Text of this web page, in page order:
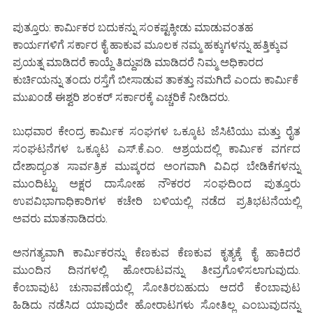
ಪುತ್ತೂರು: ಕಾರ್ಮಿಕರ ಬದುಕನ್ನು ಸಂಕಷ್ಟಕ್ಕೀಡು ಮಾಡುವಂತಹ
ಕಾರ್ಯಗಳಿಗೆ ಸರ್ಕಾರ ಕೈ ಹಾಕುವ ಮೂಲಕ ನಮ್ಮ ಹಕ್ಕುಗಳನ್ನು ಹತ್ತಿಕ್ಕುವ
ಪ್ರಯತ್ನ ಮಾಡಿದರೆ ಕಾಯ್ದೆ ತಿದ್ದುಪಡಿ ಮಾಡಿದರೆ ನಿಮ್ಮ ಅಧಿಕಾರದ
ಕುರ್ಚಿಯನ್ನು ತಂದು ರಸ್ತೆಗೆ ಬೀಸಾಡುವ ತಾಕತ್ತು ನಮಗಿದೆ ಎಂದು ಕಾರ್ಮಿಕೆ
ಮುಖಂಡೆ ಈಶ್ವರಿ ಶಂಕರ್ ಸರ್ಕಾರಕ್ಕೆ ಎಚ್ಚರಿಕೆ ನೀಡಿದರು.
ಬುಧವಾರ ಕೇಂದ್ರ ಕಾರ್ಮಿಕ ಸಂಘಗಳ ಒಕ್ಕೂಟ ಜೆಸಿಟಿಯು ಮತ್ತು ರೈತ
ಸಂಘಟನೆಗಳ ಒಕ್ಕೂಟ ಎಸ್.ಕೆ.ಎಂ. ಆಶ್ರಯದಲ್ಲಿ ಕಾರ್ಮಿಕ ವರ್ಗದ
ದೇಶಾದ್ಯಂತ ಸಾರ್ವತ್ರಿಕ ಮುಷ್ಕರದ ಅಂಗವಾಗಿ ವಿವಿಧ ಬೇಡಿಕೆಗಳನ್ನು
ಮುಂದಿಟ್ಟು ಅಕ್ಷರ ದಾಸೋಹ ನೌಕರರ ಸಂಘದಿಂದ ಪುತ್ತೂರು
ಉಪವಿಭಾಗಾಧಿಕಾರಿಗಳ ಕಚೇರಿ ಬಳಿಯಲ್ಲಿ ನಡೆದ ಪ್ರತಿಭಟನೆಯಲ್ಲಿ
ಅವರು ಮಾತನಾಡಿದರು.
ಅನಗತ್ಯವಾಗಿ ಕಾರ್ಮಿಕರನ್ನು ಕೆಣಕುವ ಕೆಣಕುವ ಕೃತ್ಯಕ್ಕೆ ಕೈ ಹಾಕಿದರೆ
ಮುಂದಿನ ದಿನಗಳಲ್ಲಿ ಹೋರಾಟವನ್ನು ತೀವ್ರಗೊಳಿಸಲಾಗುವುದು.
ಕೆಂಬಾವುಟ ಚುನಾವಣೆಯಲ್ಲಿ ಸೋತಿರಬಹುದು ಆದರೆ ಕೆಂಬಾವುಟ
ಹಿಡಿದು ನಡೆಸಿದ ಯಾವುದೇ ಹೋರಾಟಗಳು ಸೋತಿಲ್ಲ ಎಂಬುವುದನ್ನು